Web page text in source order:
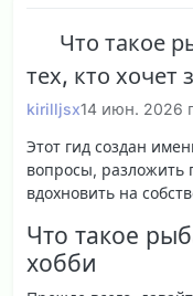
Что такое
тех, кто хочет
kirilljsx14 июн. 2026
Этот гид создан
вопросы, разложить
вдохновить на
Что такое
хобби